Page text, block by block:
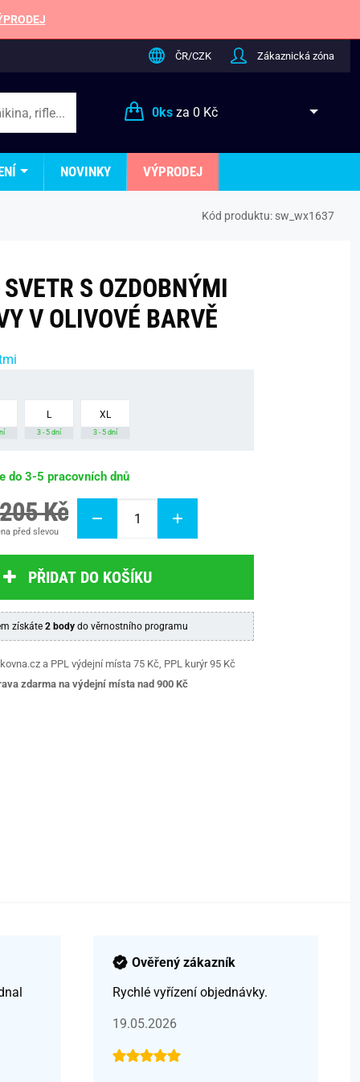
ČR/CZK Zákaznická zóna
0ksza 0 Kč
NOVINKY VÝPRODEJ
Kód produktu: sw_wx1637
S OZDOBNÝMI
V OLIVOVÉ BARVĚ
L
3 - 5 dní
XL
3 - 5 dní
do 3-5 pracovních dnů
Kč
před slevou
PŘIDAT DO KOŠÍKU
získáte 2 bodydo věrnostního programu
a PPL výdejní místa 75 Kč, PPL kurýr 95 Kč
zdarma na výdejní místa nad 900 Kč
Ověřený zákazník
Rychlé vyřízení objednávky.
19.05.2026